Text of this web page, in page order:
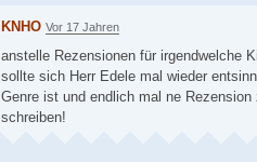
KNHO Vor 17 Jahren
anstelle Rezensionen für irgendwelche
sollte sich Herr Edele mal wieder
Genre ist und endlich mal ne
schreiben!